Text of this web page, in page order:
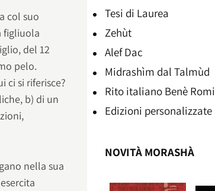
col suo
figliuola
del 12
pelo.
ci si riferisce?
b) di un
nella sua
Tesi di Laurea
Zehùt
Alef Dac
Midrashìm dal Talmùd
Rito italiano Benè Romi​
Edizioni personalizzate
NOVITÀ MORASHÀ